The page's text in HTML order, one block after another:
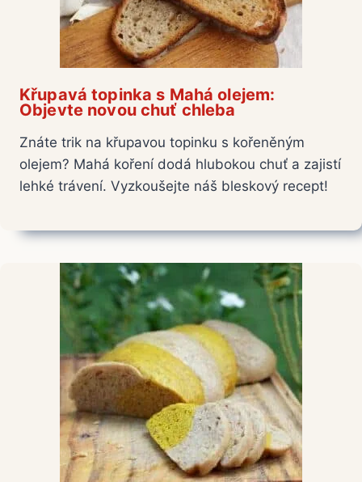
Křupavá topinka s Mahá olejem:
Objevte novou chuť chleba
Znáte trik na křupavou topinku s kořeněným
olejem? Mahá koření dodá hlubokou chuť a zajistí
lehké trávení. Vyzkoušejte náš bleskový recept!